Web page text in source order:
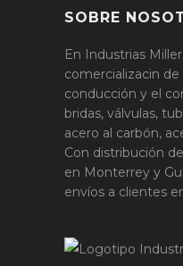
SOBRE
En Industrias
comercializacin
conducción y el
bridas, válvulas,
acero al carbón,
Con distribución
en Monterrey y
envíos a clientes